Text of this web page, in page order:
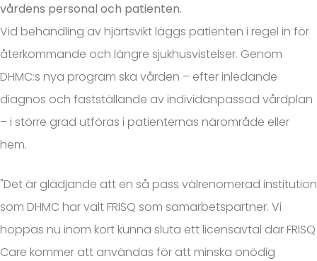
vårdens personal och patienten.
Vid behandling av hjärtsvikt läggs patienten i regel in för
återkommande och längre sjukhusvistelser. Genom
DHMC:s nya program ska vården – efter inledande
diagnos och fastställande av individanpassad vårdplan
– i större grad utföras i patienternas närområde eller
hem.
"Det är glädjande att en så pass välrenomerad institution
som DHMC har valt FRISQ som samarbetspartner. Vi
hoppas nu inom kort kunna sluta ett licensavtal där FRISQ
Care kommer att användas för att minska onödig